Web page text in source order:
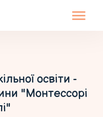
освіти -
"Монтессорі